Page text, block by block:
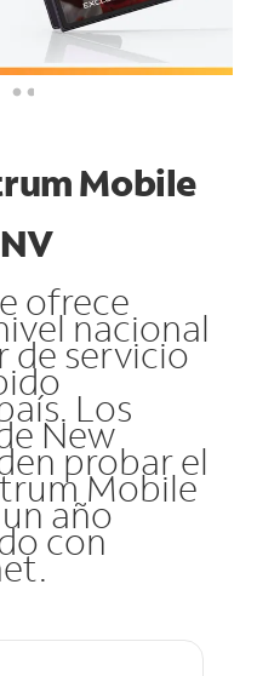
Mobile
ofrece
nacional
de servicio
Los
New
probar el
Mobile
año
con